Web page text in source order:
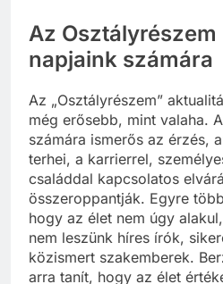
Az
napjaink számára
Az „Osztályrészem”
még erősebb, mint valaha.
számára ismerős az érzés,
terhei, a karrierrel,
családdal kapcsolatos
összeroppantják. Egyre
hogy az élet nem úgy
nem leszünk híres írók,
közismert szakemberek.
arra tanít, hogy az élet